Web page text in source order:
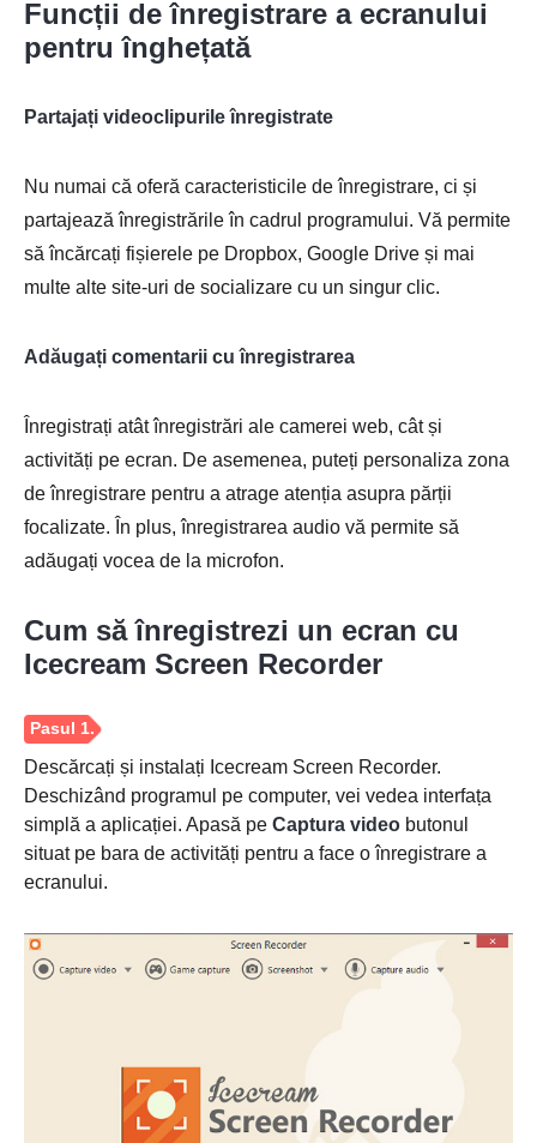
Funcții de înregistrare a ecranului
pentru înghețată
Partajați videoclipurile înregistrate
Nu numai că oferă caracteristicile de înregistrare, ci și
partajează înregistrările în cadrul programului. Vă permite
să încărcați fișierele pe Dropbox, Google Drive și mai
multe alte site-uri de socializare cu un singur clic.
Adăugați comentarii cu înregistrarea
Înregistrați atât înregistrări ale camerei web, cât și
activități pe ecran. De asemenea, puteți personaliza zona
de înregistrare pentru a atrage atenția asupra părții
focalizate. În plus, înregistrarea audio vă permite să
adăugați vocea de la microfon.
Cum să înregistrezi un ecran cu
Icecream Screen Recorder
Descărcați și instalați Icecream Screen Recorder.
Deschizând programul pe computer, vei vedea interfața
simplă a aplicației. Apasă pe Captura video butonul
situat pe bara de activități pentru a face o înregistrare a
ecranului.